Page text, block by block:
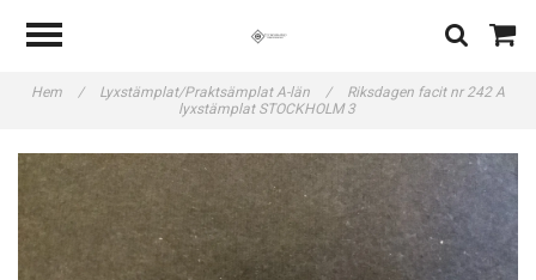
Hem / Lyxstämplat/Praktsämplat A-län /
Riksdagen facit nr 242 A
lyxstämplat STOCKHOLM 3